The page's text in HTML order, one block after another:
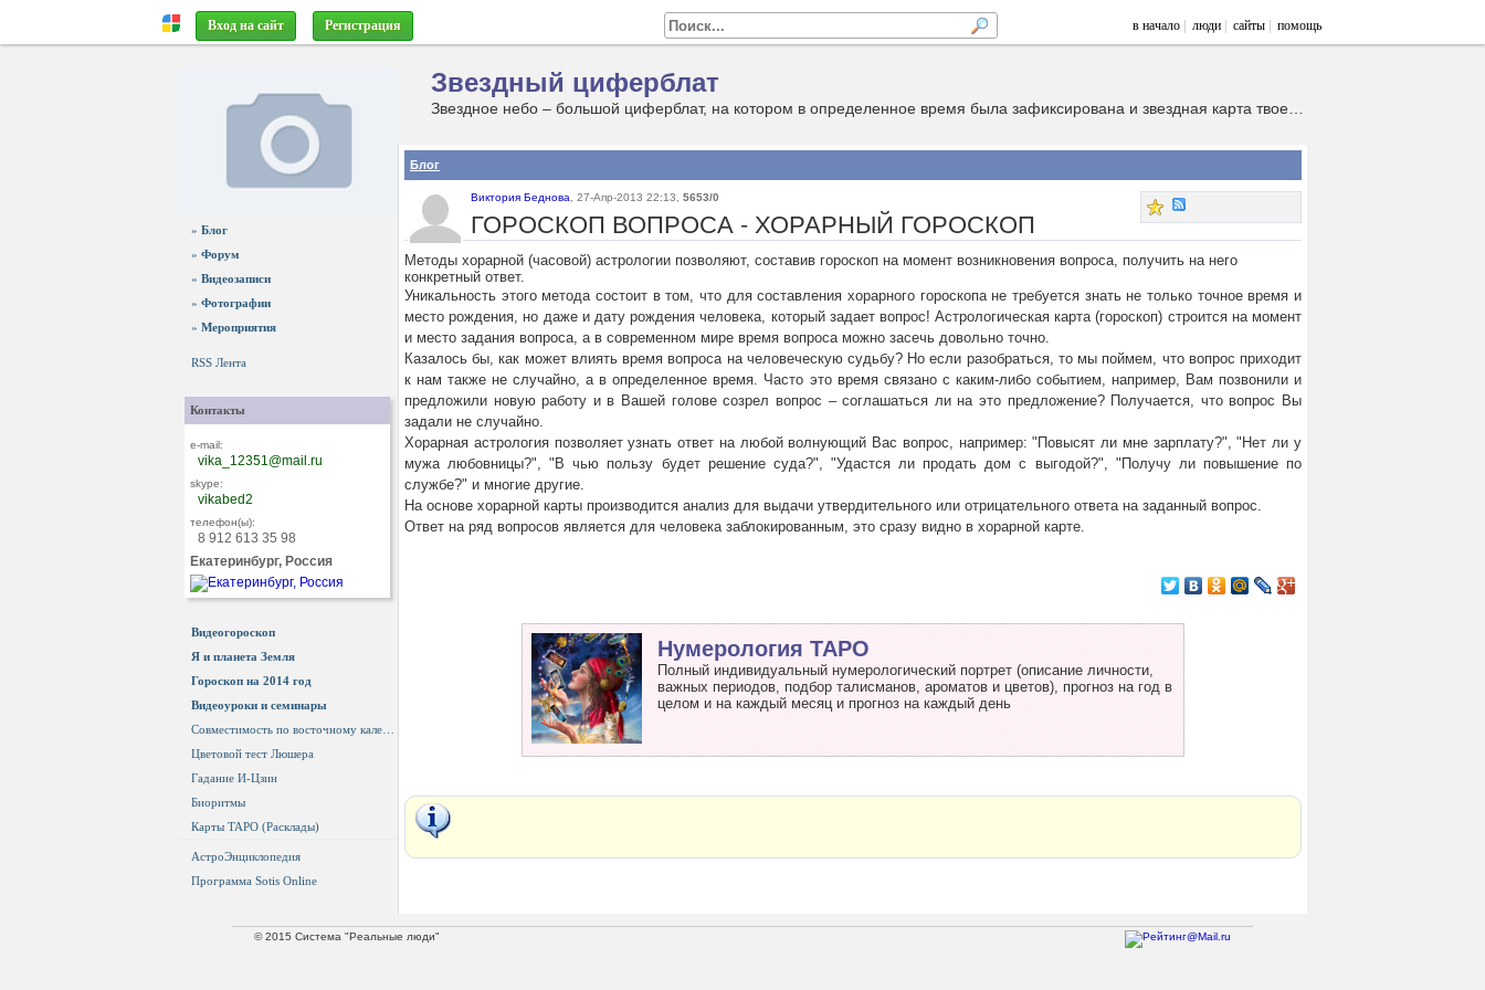
Вход на сайт Регистрация в начало люди сайты помощь
Звездный циферблат
» Блог
» Форум
» Видеозаписи
» Фотографии
» Мероприятия
RSS Лента
Контакты
e-mail:
vika_12351@mail.ru
skype:
vikabed2
телефон(ы):
8 912 613 35 98
Екатеринбург, Россия
Видеогороскоп
Я и планета Земля
Гороскоп на 2014 год
Видеоуроки и семинары
Цветовой тест Люшера
Гадание И-Цзин
Биоритмы
Карты ТАРО (Расклады)
АстроЭнциклопедия
Программа Sotis Online
Блог
Виктория Беднова 27-Апр-2013 22:13 5653/0
ГОРОСКОП ВОПРОСА - ХОРАРНЫЙ ГОРОСКОП
Методы хорарной (часовой) астрологии позволяют, составив гороскоп на момент возникновения вопроса, получить на него
конкретный ответ.
Уникальность этого метода состоит в том, что для составления хорарного гороскопа не требуется знать не только точное время и
место рождения, но даже и дату рождения человека, который задает вопрос! Астрологическая карта (гороскоп) строится на момент
и место задания вопроса, а в современном мире время вопроса можно засечь довольно точно.
Казалось бы, как может влиять время вопроса на человеческую судьбу? Но если разобраться, то мы поймем, что вопрос приходит
к нам также не случайно, а в определенное время. Часто это время связано с каким-либо событием, например, Вам позвонили и
предложили новую работу и в Вашей голове созрел вопрос – соглашаться ли на это предложение? Получается, что вопрос Вы
задали не случайно.
Хорарная астрология позволяет узнать ответ на любой волнующий Вас вопрос, например: "Повысят ли мне зарплату?", "Нет ли у
мужа любовницы?", "В чью пользу будет решение суда?", "Удастся ли продать дом с выгодой?", "Получу ли повышение по
службе?" и многие другие.
На основе хорарной карты производится анализ для выдачи утвердительного или отрицательного ответа на заданный вопрос.
Ответ на ряд вопросов является для человека заблокированным, это сразу видно в хорарной карте.
Нумерология ТАРО
Полный индивидуальный нумерологический портрет (описание личности,
важных периодов, подбор талисманов, ароматов и цветов), прогноз на год в
целом и на каждый месяц и прогноз на каждый день
© 2015 Система "Реальные люди"